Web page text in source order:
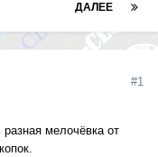
ДАЛЕЕ
#1
мелочёвка от